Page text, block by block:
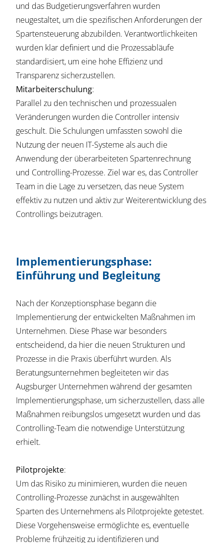
und das Budgetierungsverfahren wurden
neugestaltet, um die spezifischen Anforderungen der
Spartensteuerung abzubilden. Verantwortlichkeiten
wurden klar definiert und die Prozessabläufe
standardisiert, um eine hohe Effizienz und
Transparenz sicherzustellen.
Mitarbeiterschulung:
Parallel zu den technischen und prozessualen
Veränderungen wurden die Controller intensiv
geschult. Die Schulungen umfassten sowohl die
Nutzung der neuen IT-Systeme als auch die
Anwendung der überarbeiteten Spartenrechnung
und Controlling-Prozesse. Ziel war es, das Controller
Team in die Lage zu versetzen, das neue System
effektiv zu nutzen und aktiv zur Weiterentwicklung des
Controllings beizutragen.
Implementierungsphase:
Einführung und Begleitung
Nach der Konzeptionsphase begann die
Implementierung der entwickelten Maßnahmen im
Unternehmen. Diese Phase war besonders
entscheidend, da hier die neuen Strukturen und
Prozesse in die Praxis überführt wurden. Als
Beratungsunternehmen begleiteten wir das
Augsburger Unternehmen während der gesamten
Implementierungsphase, um sicherzustellen, dass alle
Maßnahmen reibungslos umgesetzt wurden und das
Controlling-Team die notwendige Unterstützung
erhielt.
Pilotprojekte:
Um das Risiko zu minimieren, wurden die neuen
Controlling-Prozesse zunächst in ausgewählten
Sparten des Unternehmens als Pilotprojekte getestet.
Diese Vorgehensweise ermöglichte es, eventuelle
Probleme frühzeitig zu identifizieren und